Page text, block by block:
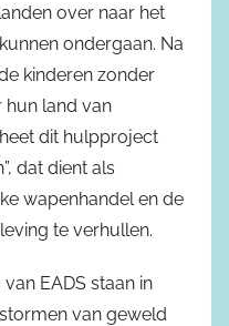
over naar het
ondergaan. Na
kinderen zonder
land van
dit hulpproject
dat dient als
wapenhandel en de
te verhullen.
EADS staan in
van geweld